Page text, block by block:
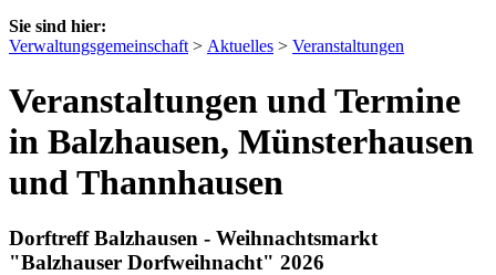
Sie sind hier:
Verwaltungsgemeinschaft > Aktuelles > Veranstaltungen
Veranstaltungen und Termine
in Balzhausen, Münsterhausen
und Thannhausen
Dorftreff Balzhausen - Weihnachtsmarkt
"Balzhauser Dorfweihnacht" 2026